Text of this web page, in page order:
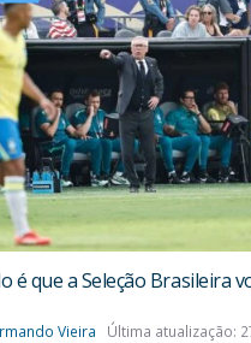
é que a Seleção Brasileira
Vieira Última atualização: